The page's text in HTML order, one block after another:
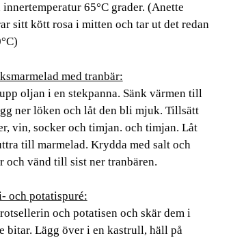
innertemperatur 65°C grader. (Anette
sitt kött rosa i mitten och tar ut det redan
med tranbär:
oljan i en stekpanna. Sänk värmen till
ner löken och låt den bli mjuk. Tillsätt
vin, socker och timjan. och timjan. Låt
till marmelad. Krydda med salt och
och vänd till sist ner tranbären.
och potatispuré:
och potatisen och skär dem i
bitar. Lägg över i en kastrull, häll på